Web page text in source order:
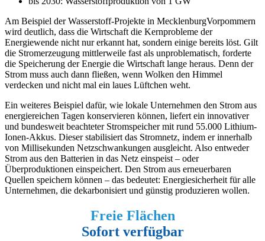
Am Beispiel der Wasserstoff-Projekte in MecklenburgVorpommern
wird deutlich, dass die Wirtschaft die Kernprobleme der
Energiewende nicht nur erkannt hat, sondern einige bereits löst. Gilt
die Stromerzeugung mittlerweile fast als unproblematisch, forderte
die Speicherung der Energie die Wirtschaft lange heraus. Denn der
Strom muss auch dann fließen, wenn Wolken den Himmel
verdecken und nicht mal ein laues Lüftchen weht.
Ein weiteres Beispiel dafür, wie lokale Unternehmen den Strom aus
energiereichen Tagen konservieren können, liefert ein innovativer
und bundesweit beachteter Stromspeicher mit rund 55.000 Lithium-
Ionen-Akkus. Dieser stabilisiert das Stromnetz, indem er innerhalb
von Millisekunden Netzschwankungen ausgleicht. Also entweder
Strom aus den Batterien in das Netz einspeist – oder
Überproduktionen einspeichert. Den Strom aus erneuerbaren
Quellen speichern können – das bedeutet: Energiesicherheit für alle
Unternehmen, die dekarbonisiert und günstig produzieren wollen.
Freie Flächen
Sofort verfügbar